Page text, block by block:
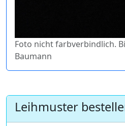
Foto nicht farbverbindlich.
Baumann
Leihmuster